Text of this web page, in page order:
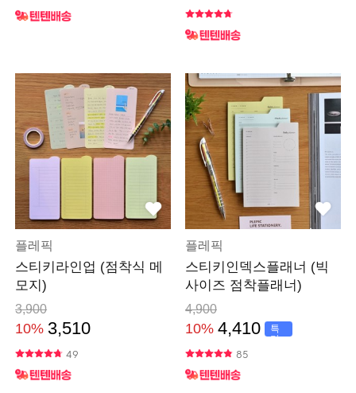
플레픽
스티키라인업 (점착식 메
모지)
3,900
10% 3,510
49
플레픽
스티키인덱스플래너 (빅
사이즈 점착플래너)
4,900
10% 4,410
특
가
85